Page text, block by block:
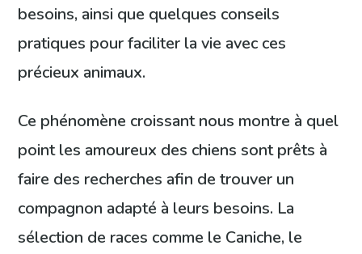
besoins, ainsi que quelques conseils
pratiques pour faciliter la vie avec ces
précieux animaux.
Ce phénomène croissant nous montre à quel
point les amoureux des chiens sont prêts à
faire des recherches afin de trouver un
compagnon adapté à leurs besoins. La
sélection de races comme le Caniche, le